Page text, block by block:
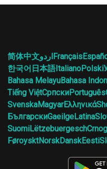
简体中文اردوFrançais
한국어 日本語ItalianoPolski
Bahasa MelayuBahasa
Tiếng ViệtСрпскиPortuguês
SvenskaMagyarΕλληνικά
БългарскиGaeilgeLatina
SuomiLëtzebuergesch
FøroysktNorskDanskEesti